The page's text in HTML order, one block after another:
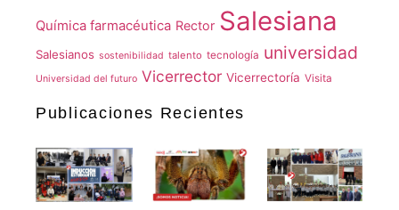
Química farmacéutica Rector Salesiana
Salesianos sostenibilidad talento tecnología universidad
Universidad del futuro Vicerrector Vicerrectoría Visita
Publicaciones Recientes